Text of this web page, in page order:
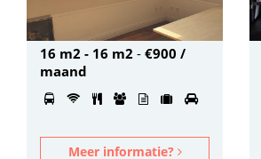
16 m2 - 16 m2 - €900 /
maand
Meer informatie?